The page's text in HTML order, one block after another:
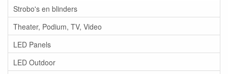
Strobo's en blinders
Theater, Podium, TV, Video
LED Panels
LED Outdoor